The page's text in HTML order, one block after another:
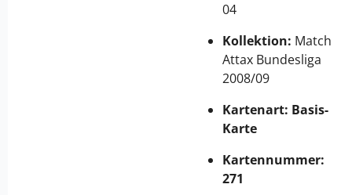
04
Kollektion: Match
Attax Bundesliga
2008/09
Kartenart: Basis-
Karte
Kartennummer:
271